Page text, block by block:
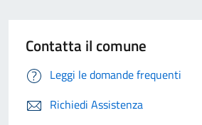
Contatta il comune
Leggi le domande frequenti
Richiedi Assistenza